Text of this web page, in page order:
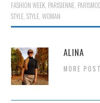
FASHION WEEK, PARISIENNE,
STYLE,STYLE,WOMAN
ALINA
MORE